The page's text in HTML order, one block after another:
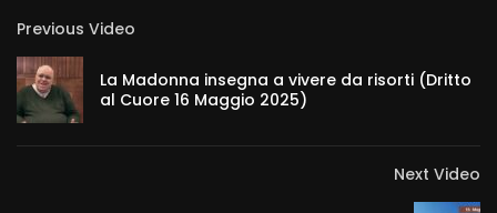
Previous Video
La Madonna insegna a vivere da risorti (Dritto
al Cuore 16 Maggio 2025)
Next Video